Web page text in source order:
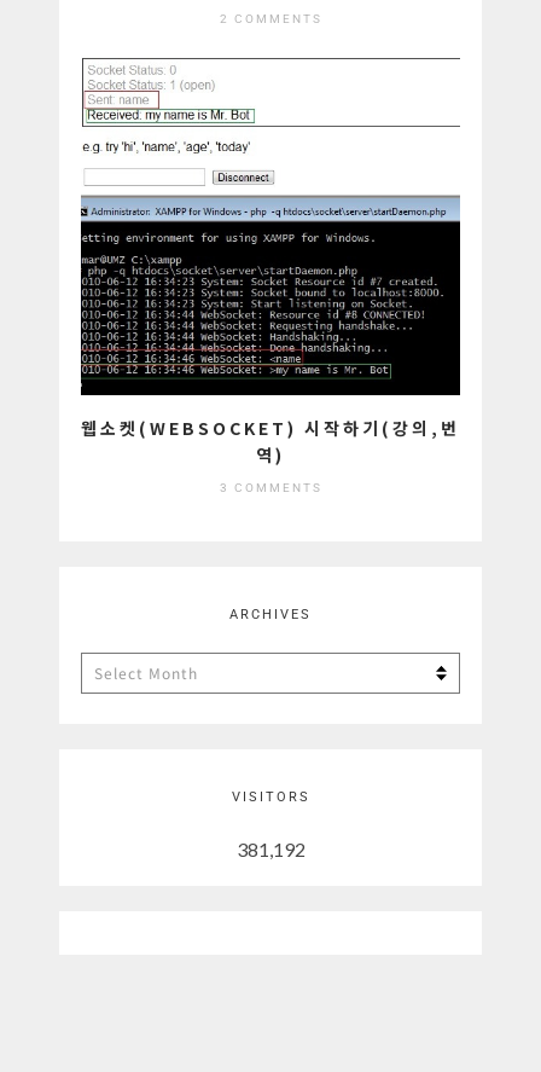
2 COMMENTS
웹소켓(WEBSOCKET) 시작하기(강의,번
역)
3 COMMENTS
ARCHIVES
Archives
VISITORS
381,192